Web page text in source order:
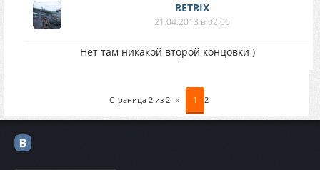
RETRIX
21.04.2013 в 02:06
Нет там никакой второй концовки )
Страница 2 из 2 « 1 2